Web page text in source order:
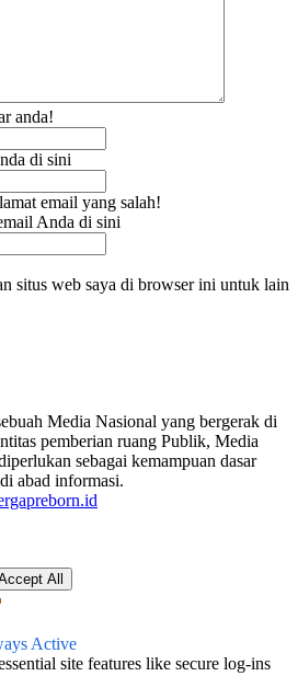
anda!
di sini
email yang salah!
Anda di sini
situs web saya di browser ini untuk lain
Media Nasional yang bergerak di
pemberian ruang Publik, Media
sebagai kemampuan dasar
abad informasi.
All
Active
site features like secure log-ins